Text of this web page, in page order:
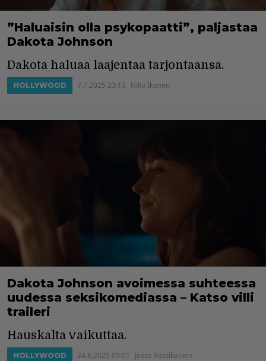
”Haluaisin olla psykopaatti”, paljastaa
Dakota Johnson
Dakota haluaa laajentaa tarjontaansa.
HOLLYWOOD 7.7.2025 23:13 Niko Ikonen
Dakota Johnson avoimessa suhteessa
uudessa seksikomediassa – Katso villi
traileri
Hauskalta vaikuttaa.
HOLLYWOOD 24.6.2025 09:01 Jesse Raatikainen